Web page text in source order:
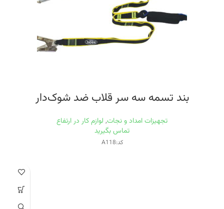
بند تسمه سه سر قلاب ضد شوک‌دار
تجهیزات امداد و نجات, لوازم کار در ارتفاع
تماس بگیرید
کد:A118